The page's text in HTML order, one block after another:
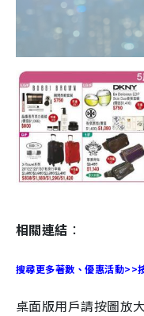
相關連結 ：
搜尋更多著數、優惠活動>>
桌面版用戶請按圖放